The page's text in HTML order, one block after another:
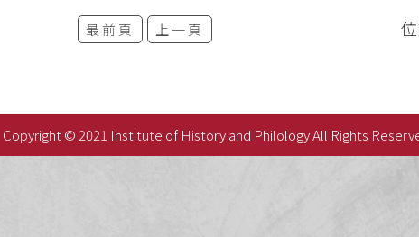
最前頁 上一頁
Copyright © 2021 Institute of History and Philology All Rights